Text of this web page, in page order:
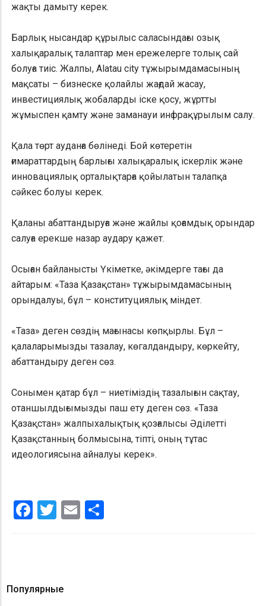
жақты дамыту керек.
Барлық нысандар құрылыс саласындағы озық
халықаралық талаптар мен ережелерге толық сай
болуға тиіс. Жалпы, Alatau city тұжырымдамасының
мақсаты – бизнеске қолайлы жағдай жасау,
инвестициялық жобаларды іске қосу, жұртты
жұмыспен қамту және заманауи инфрақұрылым салу.
Қала төрт ауданға бөлінеді. Бой көтеретін
ғимараттардың барлығы халықаралық іскерлік және
инновациялық орталықтарға қойылатын талапқа
сәйкес болуы керек.
Қаланы абаттандыруға және жайлы қоғамдық орындар
салуға ерекше назар аудару қажет.
Осыған байланысты Үкіметке, әкімдерге тағы да
айтарым: «Таза Қазақстан» тұжырымдамасының
орындалуы, бұл – конституциялық міндет.
«Таза» деген сөздің мағынасы көпқырлы. Бұл –
қалаларымызды тазалау, көгалдандыру, көркейту,
абаттандыру деген сөз.
Сонымен қатар бұл – ниетіміздің тазалығын сақтау,
отаншылдығымызды паш ету деген сөз. «Таза
Қазақстан» жалпыхалықтық қозғалысы Әділетті
Қазақстанның болмысына, тіпті, оның тұтас
идеологиясына айналуы керек».
Facebook
Twitter
Email
Популярные